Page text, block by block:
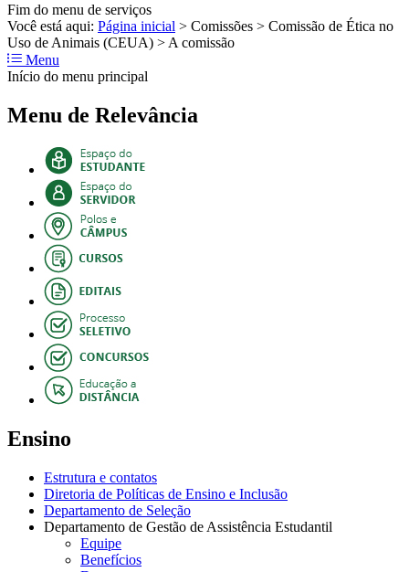
Fim do menu de serviços
Você está aqui: Página inicial > Comissões > Comissão de Ética no
Uso de Animais (CEUA) > A comissão
Menu
Início do menu principal
Menu de Relevância
Ensino
Estrutura e contatos
Diretoria de Políticas de Ensino e Inclusão
Departamento de Seleção
Departamento de Gestão de Assistência Estudantil
Equipe
Benefícios